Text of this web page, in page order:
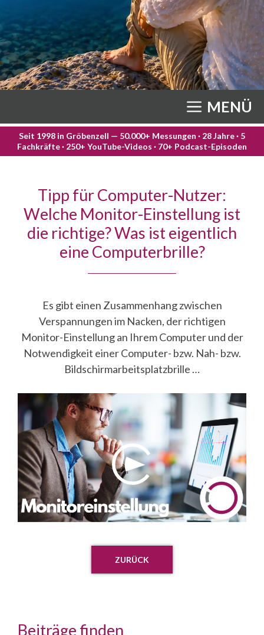
MENÜ
Seit 1998 in Gröbenzell — 50.000+ Messungen · 28 Jahre · 5
Fachkräfte · 250+ YouTube-Videos · 70+ Podcast-Episoden
Tipp für Computer-Nutzer:
Welche Monitor-Einstellung ist
die richtige? Was ist eigentlich
eine Computerbrille?
Es gibt einen Zusammenhang zwischen
Verspannungen im Nacken, der richtigen
Monitor-Einstellung an Ihrem Computer und der
Notwendigkeit einer Computer- bzw. Nah- bzw.
Bildschirmarbeitsplatzbrille …
ZURÜCK
Beiträge finden